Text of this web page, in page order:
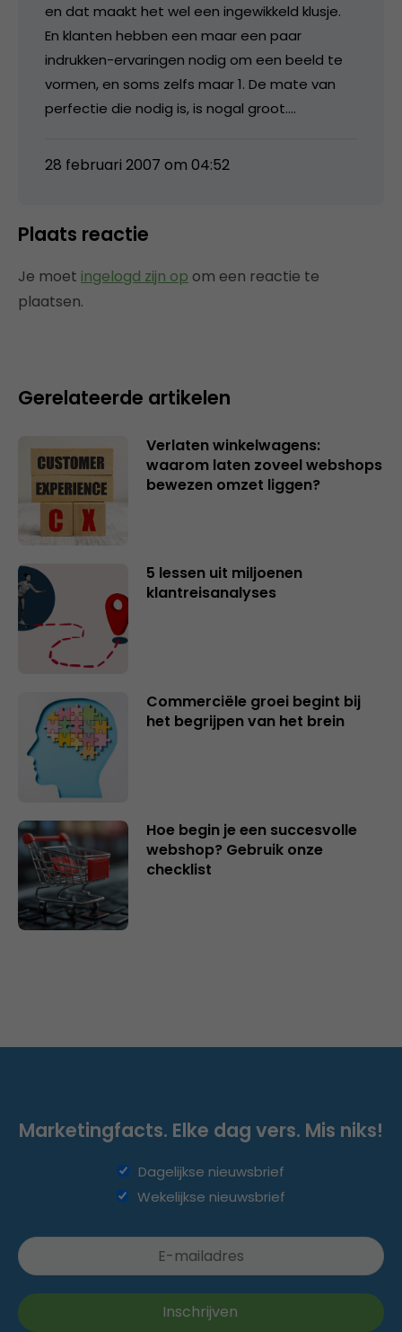
en dat maakt het wel een ingewikkeld klusje.
En klanten hebben een maar een paar
indrukken-ervaringen nodig om een beeld te
vormen, en soms zelfs maar 1. De mate van
perfectie die nodig is, is nogal groot….
28 februari 2007 om 04:52
Plaats reactie
Je moet ingelogd zijn op om een reactie te
plaatsen.
Gerelateerde artikelen
Verlaten winkelwagens:
waarom laten zoveel webshops
bewezen omzet liggen?
5 lessen uit miljoenen
klantreisanalyses
Commerciële groei begint bij
het begrijpen van het brein
Hoe begin je een succesvolle
webshop? Gebruik onze
checklist
Marketingfacts. Elke dag vers. Mis niks!
Dagelijkse nieuwsbrief
Wekelijkse nieuwsbrief